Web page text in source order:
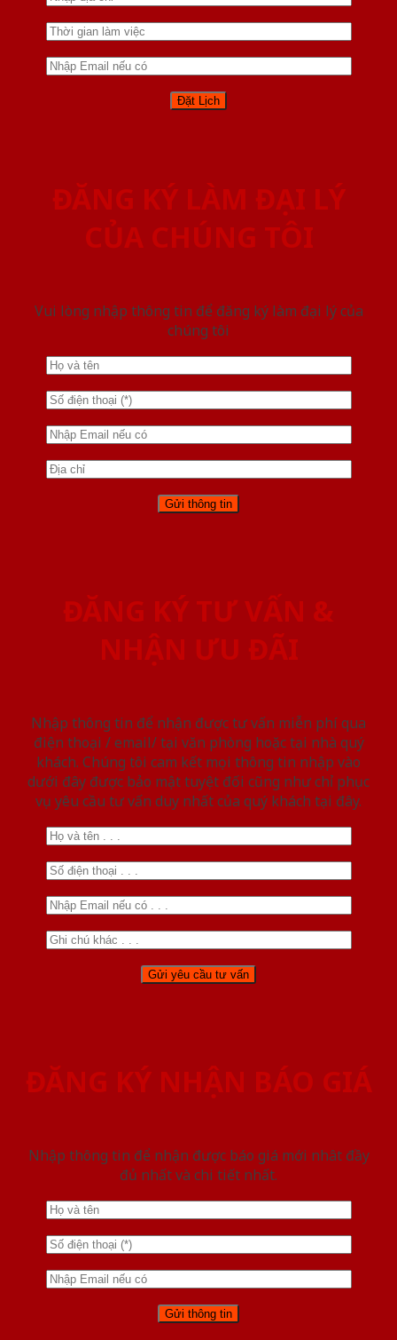
ĐĂNG KÝ LÀM ĐẠI LÝ
CỦA CHÚNG TÔI
Vui lòng nhập thông tin để đăng ký làm đại lý của
chúng tôi
ĐĂNG KÝ TƯ VẤN &
NHẬN ƯU ĐÃI
Nhập thông tin để nhận được tư vấn miễn phí qua
điện thoại / email/ tại văn phòng hoặc tại nhà quý
khách. Chúng tôi cam kết mọi thông tin nhập vào
dưới đây được bảo mật tuyệt đối cũng như chỉ phục
vụ yêu cầu tư vấn duy nhất của quý khách tại đây.
ĐĂNG KÝ NHẬN BÁO GIÁ
Nhập thông tin để nhận được báo giá mới nhât đầy
đủ nhất và chi tiết nhất.